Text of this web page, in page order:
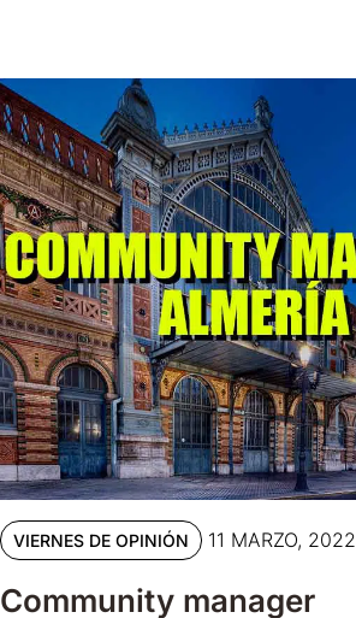
VIERNES DE OPINIÓN 11 MARZO, 2022
Community manager